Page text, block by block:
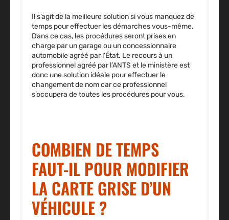
Il s’agit de la meilleure solution si vous manquez de
temps pour effectuer les démarches vous-même.
Dans ce cas, les procédures seront prises en
charge par un garage ou un concessionnaire
automobile agréé par l’État. Le recours à un
professionnel agréé par l’ANTS et le ministère est
donc une solution idéale pour effectuer le
changement de nom car ce professionnel
s’occupera de toutes les procédures pour vous.
COMBIEN DE TEMPS
FAUT-IL POUR MODIFIER
LA CARTE GRISE D’UN
VÉHICULE ?